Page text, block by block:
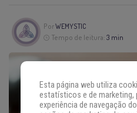
PorWEMYSTIC
Tempo de leitura: 3 min
Esta página web utiliza
estatísticos e de marketing,
experiência de navegação